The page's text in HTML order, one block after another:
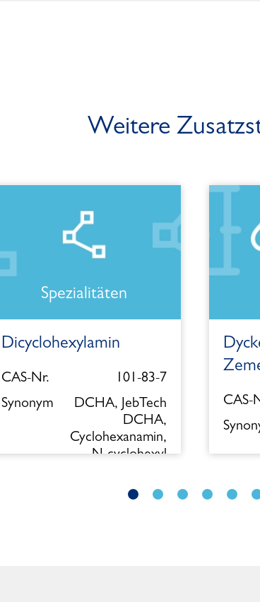
Weitere
Spezialitäten
Dicyclohexylamin
CAS-Nr.
101-83-7
Synonym
DCHA, JebTech
DCHA,
Cyclohexanamin,
N-cyclohexyl
CAS-